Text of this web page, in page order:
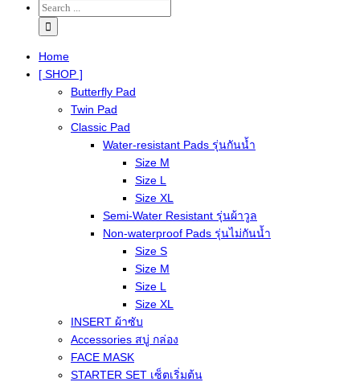
Home
[ SHOP ]
Butterfly Pad
Twin Pad
Classic Pad
Water-resistant Pads รุ่นกันน้ำ
Size M
Size L
Size XL
Semi-Water Resistant รุ่นผ้าวูล
Non-waterproof Pads รุ่นไม่กันน้ำ
Size S
Size M
Size L
Size XL
INSERT ผ้าซับ
Accessories สบู่ กล่อง
FACE MASK
STARTER SET เซ็ตเริ่มต้น